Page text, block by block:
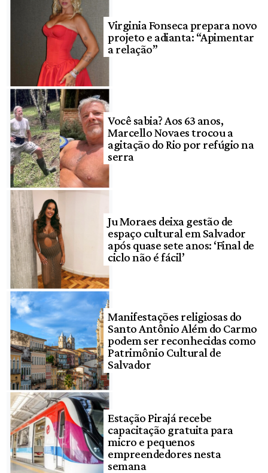
Virginia Fonseca prepara novo
projeto e adianta: “Apimentar
a relação”
Você sabia? Aos 63 anos,
Marcello Novaes trocou a
agitação do Rio por refúgio na
serra
Ju Moraes deixa gestão de
espaço cultural em Salvador
após quase sete anos: ‘Final de
ciclo não é fácil’
Manifestações religiosas do
Santo Antônio Além do Carmo
podem ser reconhecidas como
Patrimônio Cultural de
Salvador
Estação Pirajá recebe
capacitação gratuita para
micro e pequenos
empreendedores nesta
semana